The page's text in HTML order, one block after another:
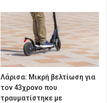
Λάρισα: Μικρή βελτίωση για
τον 43χρονο που
τραυματίστηκε με